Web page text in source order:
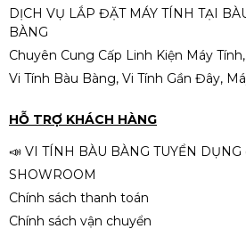
DỊCH VỤ LẮP ĐẶT MÁY TÍNH TẠI
BÀNG
Chuyên Cung Cấp Linh Kiện Máy
Vi Tính Bàu Bàng, Vi Tính Gần Đây,
HỖ TRỢ KHÁCH HÀNG
📣 VI TÍNH BÀU BÀNG TUYỂN DỤNG
SHOWROOM
Chính sách thanh toán
Chính sách vận chuyển